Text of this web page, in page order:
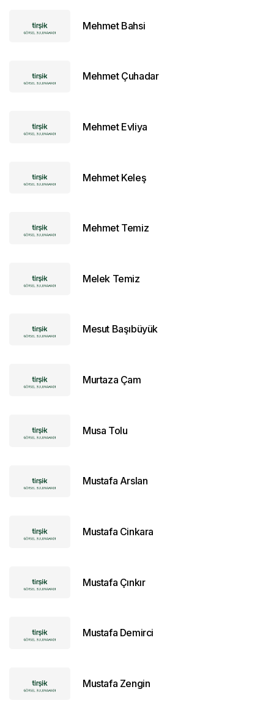
Mehmet Bahsi
Mehmet Çuhadar
Mehmet Evliya
Mehmet Keleş
Mehmet Temiz
Melek Temiz
Mesut Başıbüyük
Murtaza Çam
Musa Tolu
Mustafa Arslan
Mustafa Cinkara
Mustafa Çınkır
Mustafa Demirci
Mustafa Zengin